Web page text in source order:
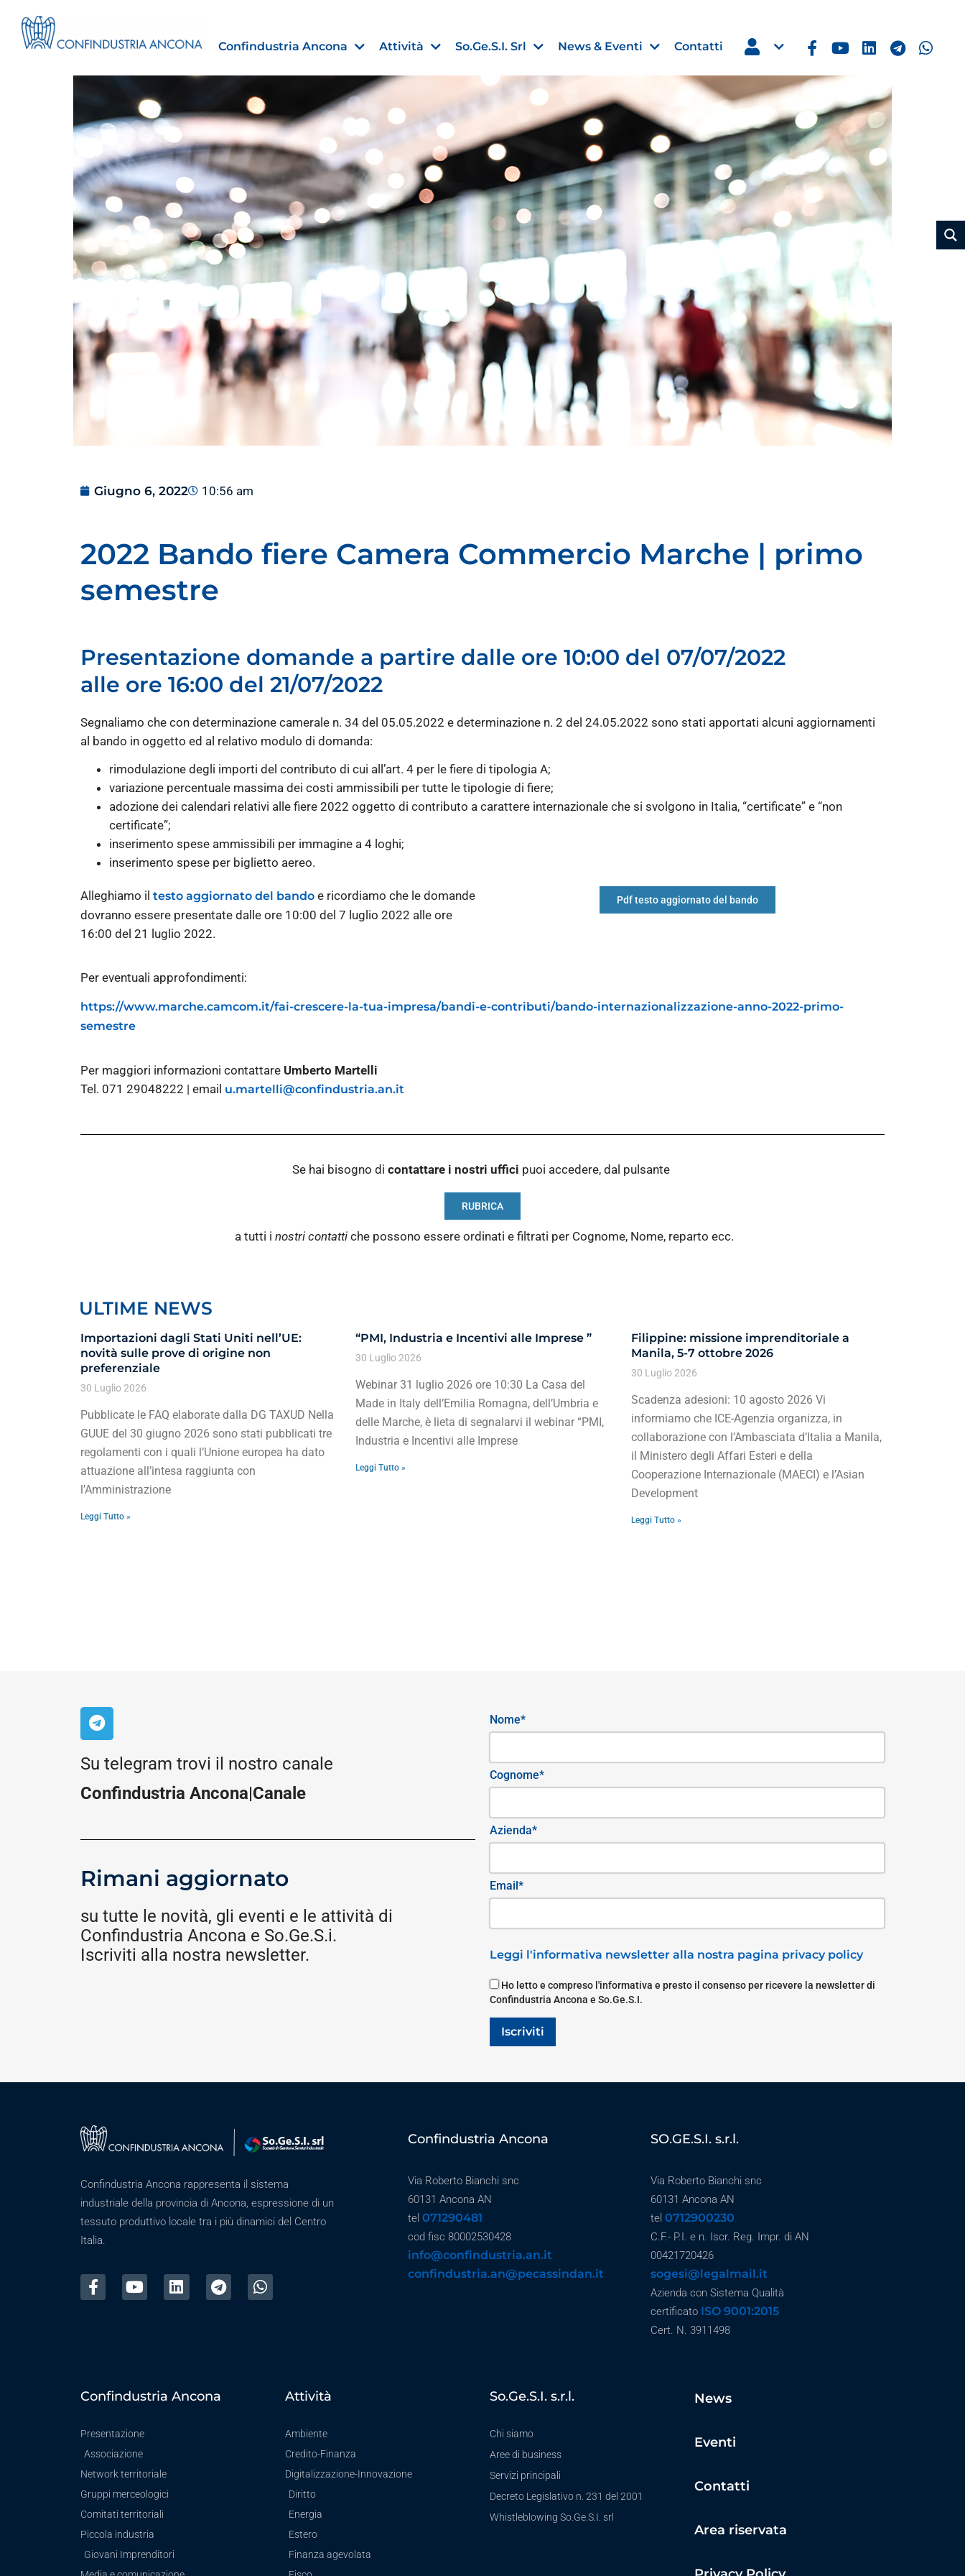
Confindustria Ancona Attività So.Ge.S.I. Srl News & Eventi
Finanza agevolata
“PMI, Industria e Incentivi alle Imprese
”
30 Luglio 2026
Leggi →
Estero
Filippine: missione imprenditoriale a
Manila, 5-7 ottobre 2026
Leggi →
Media e Comunicazione
Aldo Trupiano alla guida del
cantieristica da diporto e
navalmeccanica di
Ancona
29 Luglio 2026
Leggi →
Contatti
Giugno 6, 2022 10:56 am
2022 Bando fiere Camera Commercio Marche | primo
semestre
Presentazione domande a partire dalle ore 10:00 del 07/07/2022
alle ore 16:00 del 21/07/2022
Segnaliamo che con determinazione camerale n. 34 del 05.05.2022 e determinazione n. 2 del 24.05.2022 sono stati apportati alcuni aggiornamenti
al bando in oggetto ed al relativo modulo di domanda:
rimodulazione degli importi del contributo di cui all’art. 4 per le fiere di tipologia A;
variazione percentuale massima dei costi ammissibili per tutte le tipologie di fiere;
adozione dei calendari relativi alle fiere 2022 oggetto di contributo a carattere internazionale che si svolgono in Italia, “certificate” e “non
certificate”;
inserimento spese ammissibili per immagine a 4 loghi;
inserimento spese per biglietto aereo.
Alleghiamo il testo aggiornato del bando e ricordiamo che le domande
dovranno essere presentate dalle ore 10:00 del 7 luglio 2022 alle ore
16:00 del 21 luglio 2022.
Pdf testo aggiornato del bando
Per eventuali approfondimenti:
https://www.marche.camcom.it/fai-crescere-la-tua-impresa/bandi-e-contributi/bando-internazionalizzazione-anno-2022-primo-
semestre
Per maggiori informazioni contattare Umberto Martelli
Tel. 071 29048222 | email u.martelli@confindustria.an.it
Se hai bisogno di contattare i nostri uffici puoi accedere, dal pulsante
RUBRICA
a tutti i nostri contatti che possono essere ordinati e filtrati per Cognome, Nome, reparto ecc.
ULTIME NEWS
Importazioni dagli Stati Uniti nell’UE:
novità sulle prove di origine non
preferenziale
30 Luglio 2026
Pubblicate le FAQ elaborate dalla DG TAXUD Nella
GUUE del 30 giugno 2026 sono stati pubblicati tre
regolamenti con i quali l’Unione europea ha dato
attuazione all’intesa raggiunta con
l’Amministrazione
Leggi Tutto »
“PMI, Industria e Incentivi alle Imprese ”
30 Luglio 2026
Webinar 31 luglio 2026 ore 10:30 La Casa del
Made in Italy dell’Emilia Romagna, dell’Umbria e
delle Marche, è lieta di segnalarvi il webinar “PMI,
Industria e Incentivi alle Imprese
Leggi Tutto »
Filippine: missione imprenditoriale a
Manila, 5-7 ottobre 2026
30 Luglio 2026
Scadenza adesioni: 10 agosto 2026 Vi
informiamo che ICE-Agenzia organizza, in
collaborazione con l’Ambasciata d’Italia a Manila,
il Ministero degli Affari Esteri e della
Cooperazione Internazionale (MAECI) e l’Asian
Development
Leggi Tutto »
Su telegram trovi il nostro canale
Confindustria Ancona|Canale
Rimani aggiornato
su tutte le novità, gli eventi e le attività di
Confindustria Ancona e So.Ge.S.i.
Iscriviti alla nostra newsletter.
Nome*
Cognome*
Azienda*
Email*
Leggi l'informativa newsletter alla nostra pagina privacy policy
Ho letto e compreso l'informativa e presto il consenso per ricevere la newsletter di
Confindustria Ancona e So.Ge.S.I.
Iscriviti
Confindustria Ancona rappresenta il sistema
industriale della provincia di Ancona, espressione di un
tessuto produttivo locale tra i più dinamici del Centro
Italia.
Confindustria Ancona
Via Roberto Bianchi snc
60131 Ancona AN
tel 071290481
cod fisc 80002530428
info@confindustria.an.it
confindustria.an@pecassindan.it
SO.GE.S.I. s.r.l.
Via Roberto Bianchi snc
60131 Ancona AN
tel 0712900230
C.F.- P.I. e n. Iscr. Reg. Impr. di AN
00421720426
sogesi@legalmail.it
Azienda con Sistema Qualità
certificato ISO 9001:2015
Cert. N. 3911498
Confindustria Ancona
Presentazione
Associazione
Network territoriale
Gruppi merceologici
Comitati territoriali
Piccola industria
Giovani Imprenditori
Attività
Ambiente
Credito-Finanza
Digitalizzazione-Innovazione
Diritto
Energia
Estero
Finanza agevolata
So.Ge.S.I. s.r.l.
Chi siamo
Aree di business
Servizi principali
Decreto Legislativo n. 231 del 2001
Whistleblowing So.Ge.S.I. srl
News
Eventi
Contatti
Area riservata